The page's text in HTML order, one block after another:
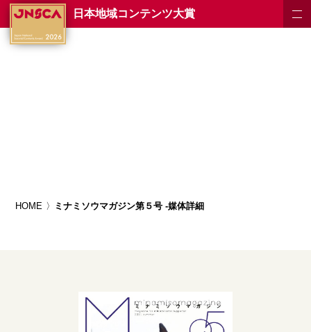
日本地域コンテンツ大賞
HOME ミナミソウマガジン第５号 -媒体詳細